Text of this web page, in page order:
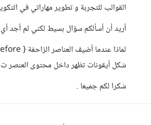
القوالب للتجربة و تطوير مهاراتي في
أريد أن أسألكم سؤال بسيط لكني لم أجد
شكل أيقونات تظهر داخل محتوى العنصر
شكرا لكم جميعا .